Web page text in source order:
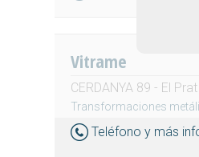
Vitrame
CERDANYA 89 - El
Transformaciones
Teléfono y más